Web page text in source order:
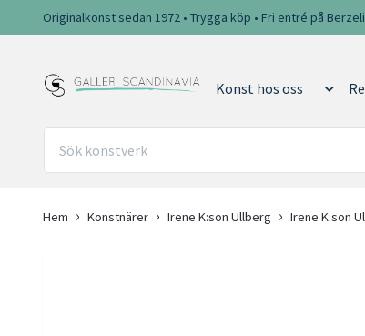
Originalkonst sedan 1972 • Trygga köp • Fri entré på
Konst hos oss
Hem Konstnärer Irene K:son Ullberg Irene K:son